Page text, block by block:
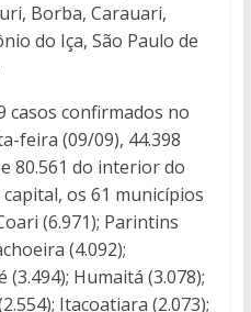
Borba, Carauari,
do Iça, São Paulo de
casos confirmados no
feira (09/09), 44.398
80.561 do interior do
capital, os 61 municípios
(6.971); Parintins
(4.092);
Humaitá (3.078);
Itacoatiara (2.073);